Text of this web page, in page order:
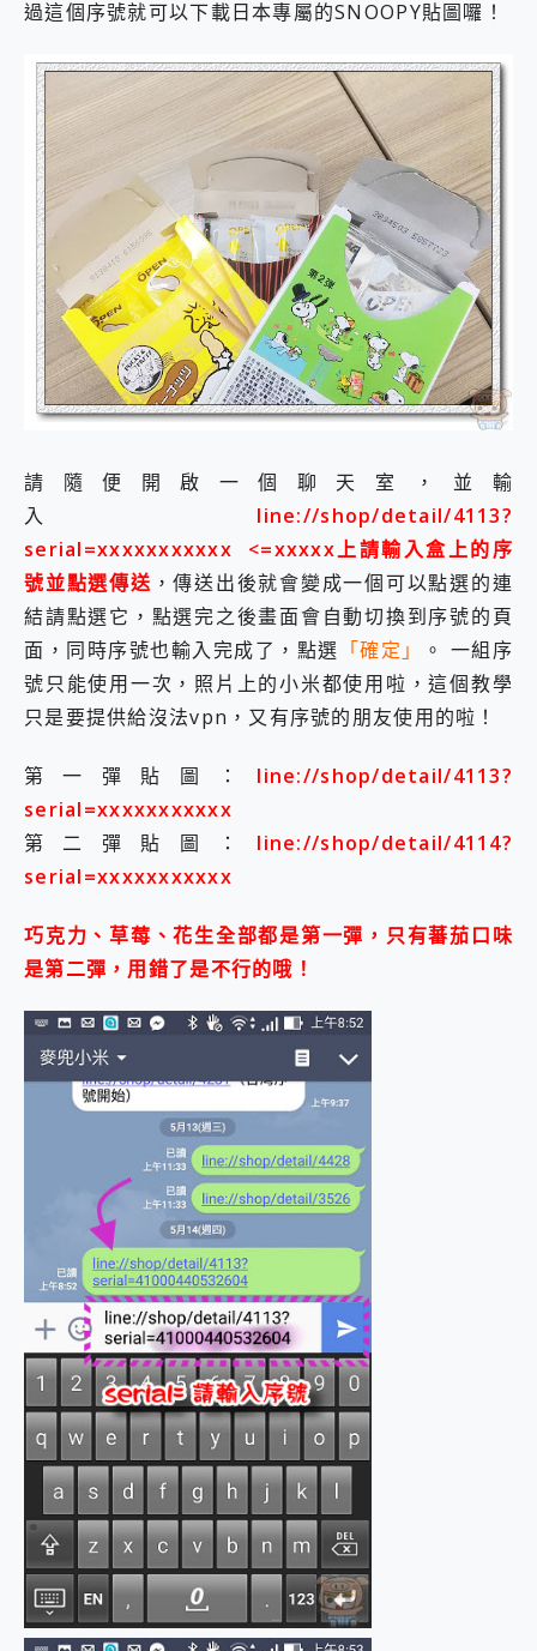
過這個序號就可以下載日本專屬的SNOOPY貼圖囉！
請隨便開啟一個聊天室，並輸
入
line://shop/detail/4113?
serial=xxxxxxxxxxx <=xxxxx上請輸入盒上的序
號並點選傳送 ，傳送出後就會變成一個可以點選的連
結請點選它，點選完之後畫面會自動切換到序號的頁
面，同時序號也輸入完成了，點選 「確定」
。 一組序
號只能使用一次，照片上的小米都使用啦，這個教學
只是要提供給沒法vpn，又有序號的朋友使用的啦！
第一彈貼圖： line://shop/detail/4113?
serial=xxxxxxxxxxx
第二彈貼圖： line://shop/detail/4114?
serial=xxxxxxxxxxx
巧克力、草莓、花生全部都是第一彈，只有蕃茄口味
是第二彈，用錯了是不行的哦！